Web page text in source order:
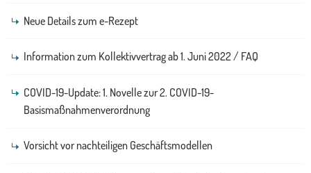
Neue Details zum e-Rezept
Information zum Kollektivvertrag ab 1. Juni 2022 / FAQ
COVID-19-Update: 1. Novelle zur 2. COVID-19-
Basismaßnahmenverordnung
Vorsicht vor nachteiligen Geschäftsmodellen